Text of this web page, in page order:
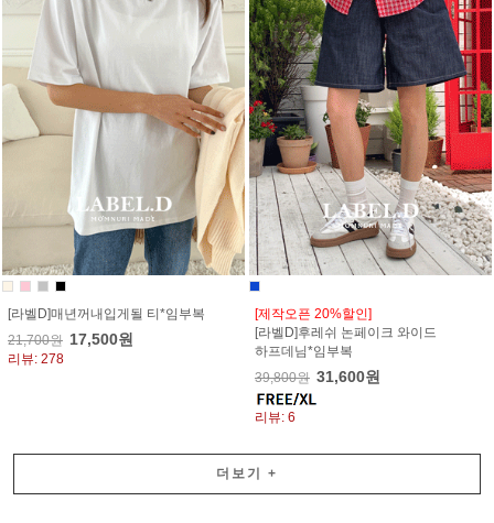
[라벨D]매년꺼내입게될 티*임부복
21,700원 17,500원
리뷰: 278
[제작오픈 20%할인]
[라벨D]후레쉬 논페이크 와이드
하프데님*임부복
39,800원 31,600원
리뷰: 6
더보기 +